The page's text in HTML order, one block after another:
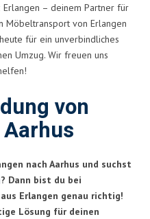
– deinem Partner für
Möbeltransport von Erlangen
für ein unverbindliches
Umzug. Wir freuen uns
von
nach Aarhus und suchst
? Dann bist du bei
Erlangen genau richtig!
Lösung für deinen